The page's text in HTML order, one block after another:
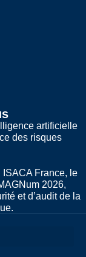
artificielle
des risques
France, le
2026,
et d’audit de la